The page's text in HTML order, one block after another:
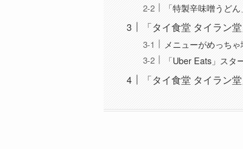
「特製辛味噌うど
「タイ食堂 タイラン
メニューがめっちゃ
「Uber Eats」スタ
「タイ食堂 タイラン